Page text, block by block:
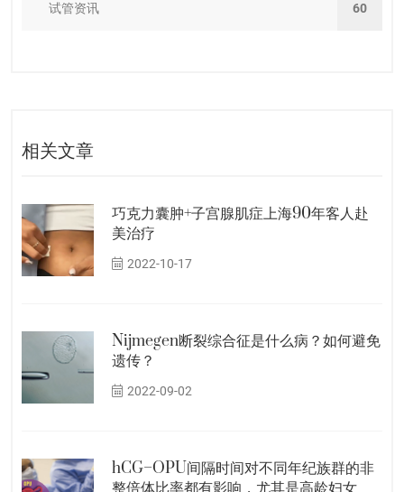
试管资讯 60
相关文章
巧克力囊肿+子宫腺肌症上海90年客人赴
美治疗
2022-10-17
Nijmegen断裂综合征是什么病？如何避免
遗传？
2022-09-02
hCG–OPU间隔时间对不同年纪族群的非